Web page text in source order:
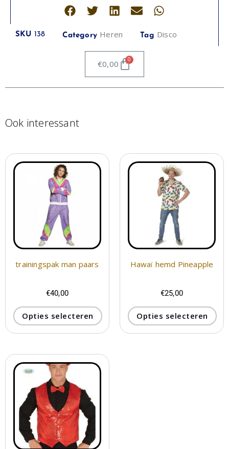
SKU 138 Category Heren Tag Disco
€0,00 0
Ook interessant
trainingspak man paars
€40,00
Opties selecteren
Hawaï hemd Pineapple
€25,00
Opties selecteren